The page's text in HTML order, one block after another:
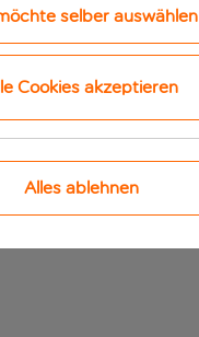
selber auswählen
Cookies akzeptieren
Alles ablehnen